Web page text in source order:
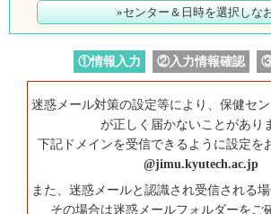
»センター＆日時を選択しな
①情報入力 ②入力情報確認 ③
迷惑メール対策の設定等により、保健セ
が正しく届かないことがあり
下記ドメインを受信できるように設定を
@jimu.kyutech.ac.jp
また、迷惑メールと認識され受信される
その場合は迷惑メールフォルダーをご